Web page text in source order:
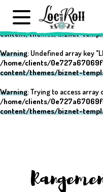
Warning: Undefined array key
/home/clients/
content/themes/biznet-
Warning: Undefined array key
/home/clients/
content/themes/biznet-
Warning: Trying to access
/home/clients/
content/themes/biznet-